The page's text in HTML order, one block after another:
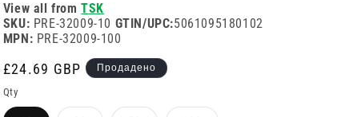
View all fromTSK
SKU: PRE-32009-10 GTIN/UPC:5061095180102
MPN: PRE-32009-100
Редовна
цена
£24.69 GBP Продадено
Qty